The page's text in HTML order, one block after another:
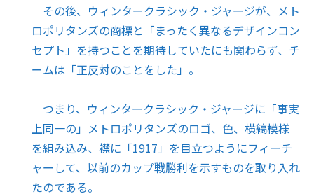
その後、ウィンタークラシック・ジャージが、メト
ロポリタンズの商標と「まったく異なるデザインコン
セプト」を持つことを期待していたにも関わらず、チ
ームは「正反対のことをした」。
つまり、ウィンタークラシック・ジャージに「事実
上同一の」メトロポリタンズのロゴ、色、横縞模様
を組み込み、襟に「1917」を目立つようにフィーチ
ャーして、以前のカップ戦勝利を示すものを取り入れ
たのである。